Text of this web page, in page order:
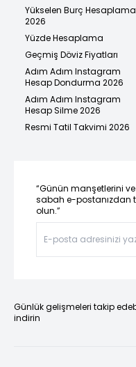
Yükselen Burç Hesaplama
2026
Yüzde Hesaplama
Geçmiş Döviz Fiyatları
Adım Adım Instagram
Hesap Dondurma 2026
Adım Adım Instagram
Hesap Silme 2026
Resmi Tatil Takvimi 2026
“Günün manşetlerini
sabah e-postanızdan
olun.”
Günlük gelişmeleri takip
indirin